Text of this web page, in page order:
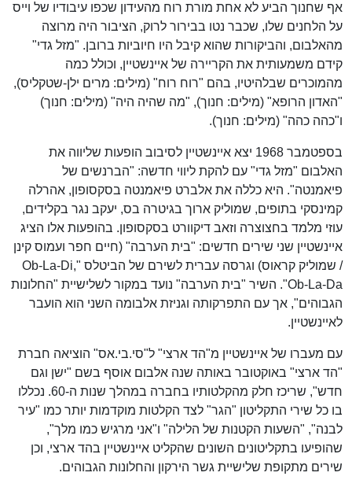
אף שחנוך הביע לא אחת מורת רוח מהעידון שכפו עיבודיו של וייס
על הלחנים שלו, שכבר נטו בבירור לרוק, הציבור היה מרוצה
מהאלבום, והביקורות שהוא קיבל היו חיוביות ברובן. "מזל גדי"
קידם משמעותית את הקריירה של איינשטיין, וכולל כמה
מהמוכרים שבלהיטיו, בהם "רוח רוח" (מילים: מרים ילן-שטקליס),
"האדון הרופא" (מילים: חנוך), "מה שהיה היה" (מילים: חנוך)
ו"כהה כהה" (מילים: חנוך).
בספטמבר 1968 יצא איינשטיין לסיבוב הופעות שליווה את
האלבום "מזל גדי" עם להקת ליווי חדשה: "הברנשים של
פיאמנטה". היא כללה את אלברט פיאמנטה בסקסופון, אהרלה
קמינסקי בתופים, שמוליק ארוך בגיטרה בס, יעקב נגר בקלידים,
עוזי מלמד בחצוצרה וזאב דיקוורט בסקסופון. בהופעות אלו הציג
איינשטיין שני שירים חדשים: "בית הערבה" (חיים חפר ועמוס קינן
/ שמוליק קראוס) וגרסה עברית לשירם של הביטלס "Ob-La-Di,
Ob-La-Da". השיר "בית הערבה" נועד במקור לשלישיית "החלונות
הגבוהים", אך עם התפרקותה וגניזת אלבומה השני הוא הועבר
לאיינשטיין.
עם מעברו של איינשטיין מ"הד ארצי" ל"סי.בי.אס" הוציאה חברת
"הד ארצי" באוקטובר באותה שנה אלבום אוסף בשם "ישן וגם
חדש", שריכז חלק מהקלטותיו בחברה במהלך שנות ה-60. נכללו
בו כל שירי התקליטון "הגר" לצד הקלטות מוקדמות יותר כמו "עיר
לבנה", "השעות הקטנות של הלילה" ו"אני מרגיש כמו מלך",
שהופיעו בתקליטונים השונים שהקליט איינשטיין בהד ארצי, וכן
שירים מתקופת שלישיית גשר הירקון והחלונות הגבוהים.